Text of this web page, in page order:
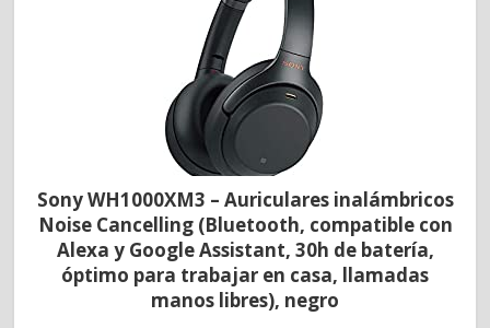
Sony WH1000XM3 – Auriculares inalámbricos
Noise Cancelling (Bluetooth, compatible con
Alexa y Google Assistant, 30h de batería,
óptimo para trabajar en casa, llamadas
manos libres), negro